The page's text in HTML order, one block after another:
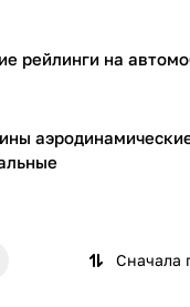
рейлинги на
Сначала